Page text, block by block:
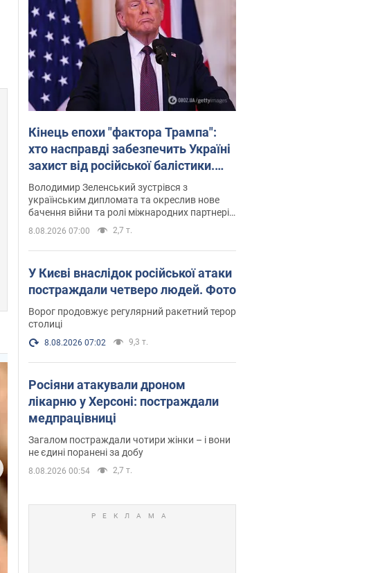
Кінець епохи "фактора Трампа":
хто насправді забезпечить Україні
захист від російської балістики.
Інтерв’ю з Безсмертним
Володимир Зеленський зустрівся з
українським дипломата та окреслив нове
бачення війни та ролі міжнародних партнерів
у боротьбі з Росією
8.08.2026 07:00 2,7 т.
У Києві внаслідок російської атаки
постраждали четверо людей. Фото
Ворог продовжує регулярний ракетний терор
столиці
8.08.2026 07:02 9,3 т.
Росіяни атакували дроном
лікарню у Херсоні: постраждали
медпрацівниці
Загалом постраждали чотири жінки – і вони
не єдині поранені за добу
8.08.2026 00:54 2,7 т.